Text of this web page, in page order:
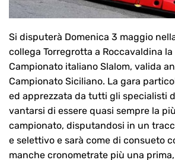
Si disputerà Domenica 3 maggio
collega Torregrotta a Roccavaldina
Campionato italiano Slalom, valida
Campionato Siciliano. La gara
ed apprezzata da tutti gli specialisti
vantarsi di essere quasi sempre la
campionato, disputandosi in un
e selettivo e sarà come di consueto
manche cronometrate più una